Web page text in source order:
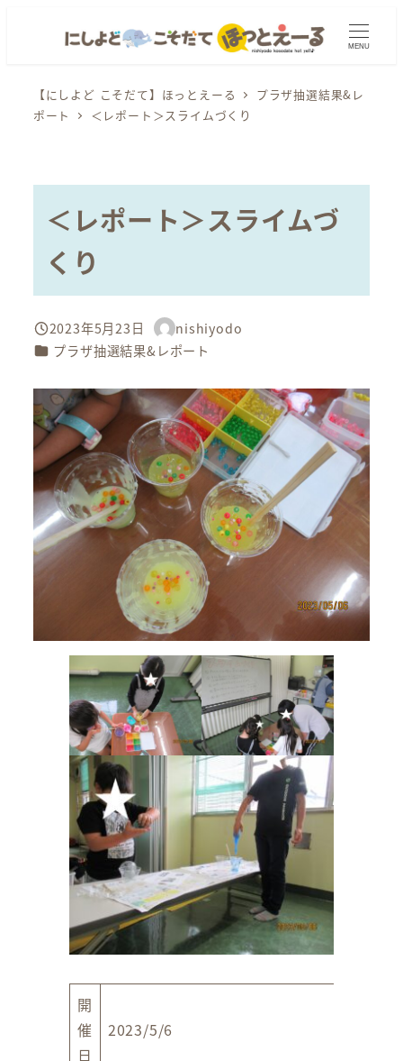
MENU
【にしよど こそだて】ほっとえーる
プラザ抽選結果&レ
ポート
＜レポート＞スライムづくり
＜レポート＞スライムづ
くり
投稿日
2023年5月23日
著
者
nishiyodo
カテゴリー
プラザ抽選結果&レポート
開
催
日
2023/5/6